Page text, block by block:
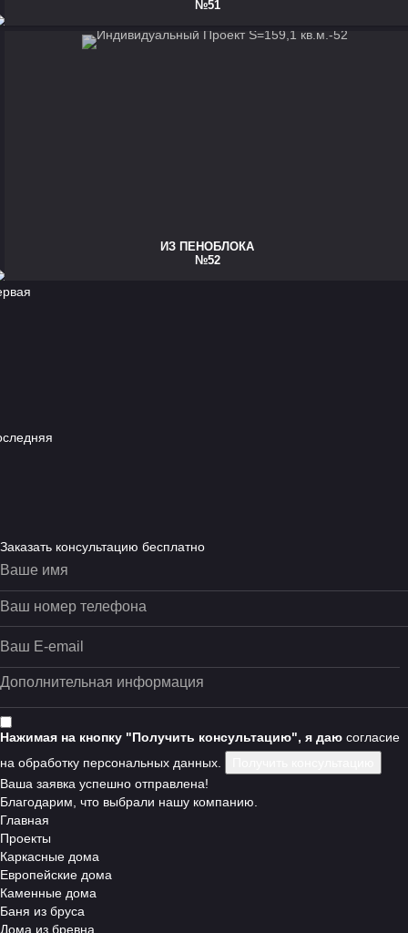
№51
ИЗ ПЕНОБЛОКА
№52
Строительство домов
из пеноблока
Пеноблоки обладают рядом особенностей, которые
газоблока долговечны, экологичны, имеют небольшой вес,
прекрасную тепло- и шумоизоляцию. Имеются и
некоторые конструктивные минусы. Конкретно, качества
структуры могут снижать влагоустойчивость
помещения. Если речь идёт о домашних сооружениях или
пригородных домиках, это почти всегда малозаметно. Если
возводят здания из пеноблоков для постоянного
проживания, применяют цементно-клеевые смеси, отделку
и пропитки, чтобы свести на нет существующие минусы.
Учитывая, что теперь это можно сделать без всякого
убытка для экологической чистоты проекта.
Почему стоит доверить
Заказать консультацию бесплатно
Нажимая на кнопку "Получить консультацию", я даю согласие
на обработку персональных данных.
Ваша заявка успешно отправлена!
Благодарим, что выбрали нашу компанию.
Главная
Проекты
Каркасные дома
Европейские дома
Каменные дома
Баня из бруса
Дома из бревна